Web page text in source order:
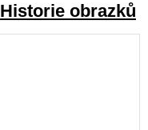
Historie obrazků